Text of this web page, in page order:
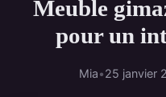
Meuble
pour un
Mia•25 janvier